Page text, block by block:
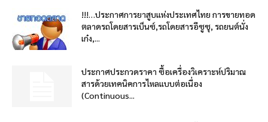
!!!…ประกาศการยาสูบแห่งประเทศไทย การขายทอด
ตลาดรถโดยสารเบ็นซ์,รถโดยสารอีซูซุ, รถยนต์นั่ง
เก๋ง,...
ประกาศประกวดราคา ซื้อเครื่องวิเคราะห์ปริมาณ
สารด้วยเทคนิคการไหลแบบต่อเนื่อง
(Continuous...